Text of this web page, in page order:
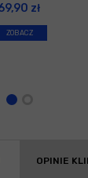
zł
ZOBACZ
OPINIE